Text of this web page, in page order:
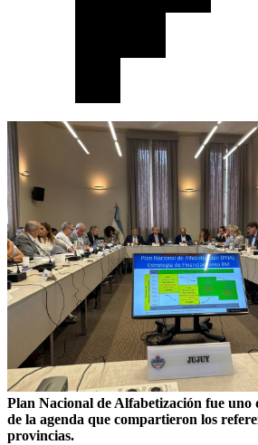
Plan Nacional de Alfabetización fue uno
de la agenda que compartieron los
provincias.